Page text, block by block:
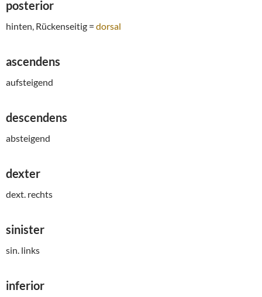
posterior
hinten, Rückenseitig = dorsal
ascendens
aufsteigend
descendens
absteigend
dexter
dext. rechts
sinister
sin. links
inferior